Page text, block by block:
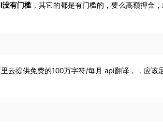
有门槛，其它的都是有门槛的，要么高额押金
云提供免费的100万字符/每月 api翻译，，应该